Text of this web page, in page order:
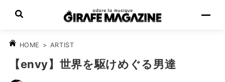
HOME > ARTIST
【envy】世界を駆けめぐる男達